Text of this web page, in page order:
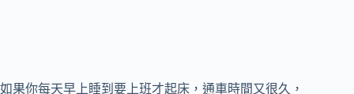
如果你每天早上睡到要上班才起床，通車時間又很久，